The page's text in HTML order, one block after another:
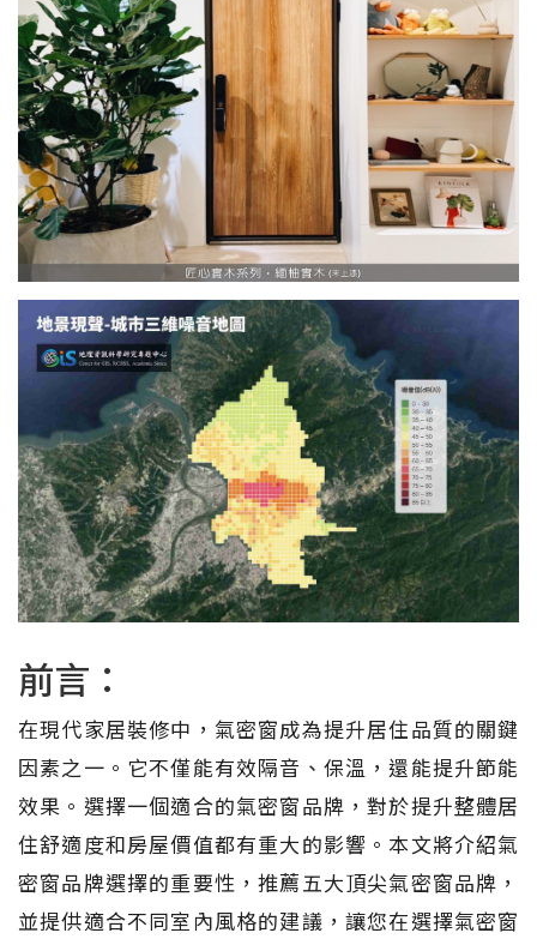
前言：
在現代家居裝修中，氣密窗成為提升居住品質的關鍵
因素之一。它不僅能有效隔音、保溫，還能提升節能
效果。選擇一個適合的氣密窗品牌，對於提升整體居
住舒適度和房屋價值都有重大的影響。本文將介紹氣
密窗品牌選擇的重要性，推薦五大頂尖氣密窗品牌，
並提供適合不同室內風格的建議，讓您在選擇氣密窗